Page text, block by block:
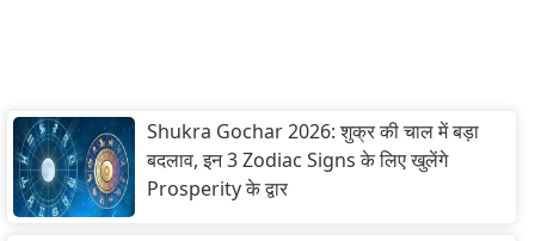
Shukra Gochar 2026: शुक्र की चाल में बड़ा
बदलाव, इन 3 Zodiac Signs के लिए खुलेंगे
Prosperity के द्वार